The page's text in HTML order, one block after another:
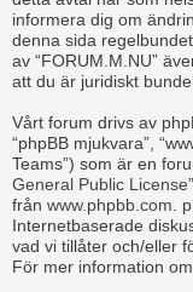
informera dig om
denna sida
av “FORUM.M.NU”
att du är juridiskt
Vårt forum drivs av
“phpBB mjukvara”,
Teams”) som är en
General Public License
från www.phpbb.com .
Internetbaserade
vad vi tillåter och/eller
För mer information